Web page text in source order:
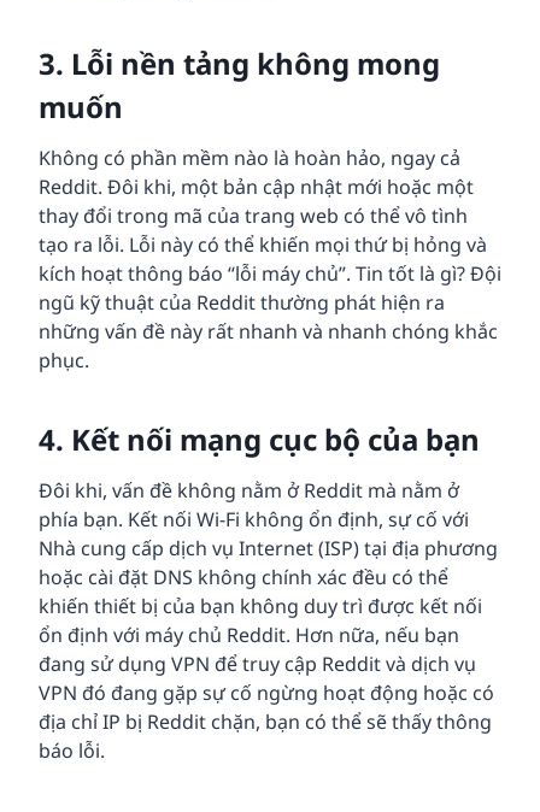
3. Lỗi nền tảng không mong
muốn
Không có phần mềm nào là hoàn hảo, ngay cả
Reddit. Đôi khi, một bản cập nhật mới hoặc một
thay đổi trong mã của trang web có thể vô tình
tạo ra lỗi. Lỗi này có thể khiến mọi thứ bị hỏng và
kích hoạt thông báo “lỗi máy chủ”. Tin tốt là gì? Đội
ngũ kỹ thuật của Reddit thường phát hiện ra
những vấn đề này rất nhanh và nhanh chóng khắc
phục.
4. Kết nối mạng cục bộ của bạn
Đôi khi, vấn đề không nằm ở Reddit mà nằm ở
phía bạn. Kết nối Wi-Fi không ổn định, sự cố với
Nhà cung cấp dịch vụ Internet (ISP) tại địa phương
hoặc cài đặt DNS không chính xác đều có thể
khiến thiết bị của bạn không duy trì được kết nối
ổn định với máy chủ Reddit. Hơn nữa, nếu bạn
đang sử dụng VPN để truy cập Reddit và dịch vụ
VPN đó đang gặp sự cố ngừng hoạt động hoặc có
địa chỉ IP bị Reddit chặn, bạn có thể sẽ thấy thông
báo lỗi.